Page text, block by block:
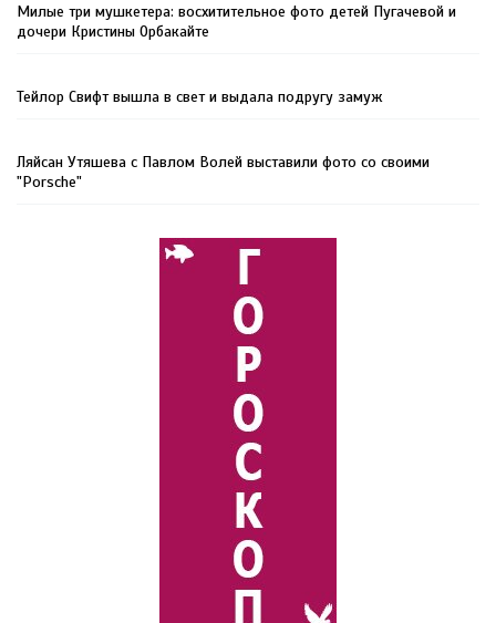
Милые три мушкетера: восхитительное фото детей Пугачевой и
дочери Кристины Орбакайте
Тейлор Свифт вышла в свет и выдала подругу замуж
Ляйсан Утяшева с Павлом Волей выставили фото со своими
"Porsche"